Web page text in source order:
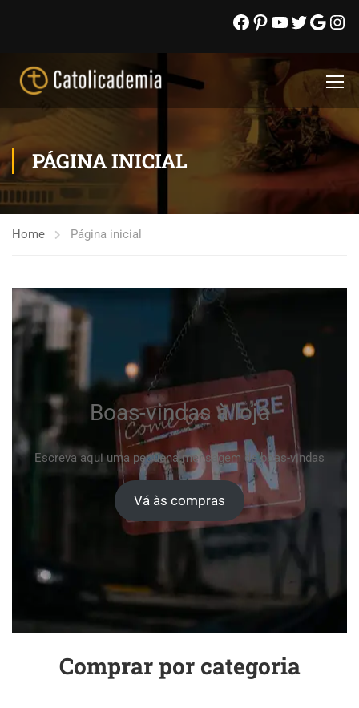
PÁGINA INICIAL
Home Página inicial
Boas-vindas à loja
Escreva aqui uma pequena mensagem de boas-vindas
Vá às compras
Comprar por categoria